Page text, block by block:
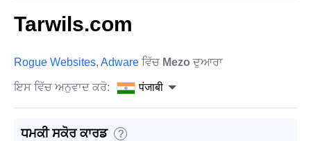
Tarwils.com
Rogue Websites, Adware ਵਿੱਚ Mezo ਦੁਆਰਾ
ਇਸ ਵਿੱਚ ਅਨੁਵਾਦ ਕਰੋ: पंजाबी
ਧਮਕੀ ਸਕੋਰ ਕਾਰਡ ?